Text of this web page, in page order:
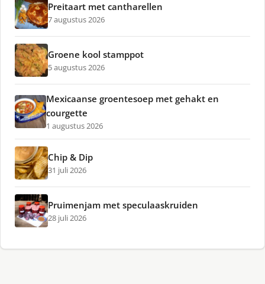
Preitaart met cantharellen
7 augustus 2026
Groene kool stamppot
5 augustus 2026
Mexicaanse groentesoep met gehakt en
courgette
1 augustus 2026
Chip & Dip
31 juli 2026
Pruimenjam met speculaaskruiden
28 juli 2026